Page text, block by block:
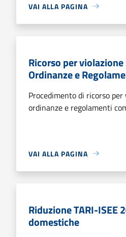
VAI ALLA PAGINA
Ricorso per
Ordinanze e
Procedimento di ricorso
ordinanze e regolamenti
VAI ALLA PAGINA
Riduzione TARI-ISEE
domestiche